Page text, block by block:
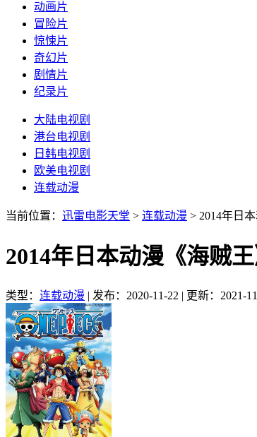
动画片
冒险片
惊悚片
奇幻片
剧情片
纪录片
大陆电视剧
港台电视剧
日韩电视剧
欧美电视剧
连载动漫
当前位置： 迅雷电影天堂 > 连载动漫 > 2014年日
2014年日本动漫《海贼
类型： 连载动漫 | 发布：2020-11-22 | 更新：2021-